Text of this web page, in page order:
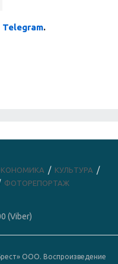
Telegram.
КУЛЬТУРА
ФОТОРЕПОРТАЖ
(Viber)
ООО. Воспроизведение